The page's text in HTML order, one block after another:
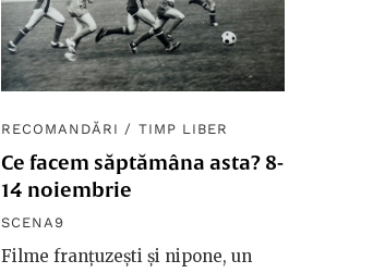
RECOMANDĂRI / TIMP LIBER
Ce facem săptămâna asta? 8-
14 noiembrie
SCENA9
Filme franțuzești și nipone, un